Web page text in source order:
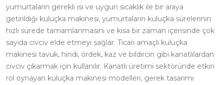
yumurtaların gerekli ısı ve uygun sıcaklık ile bir araya
getirildiği kuluçka makinesi, yumurtaların kuluçka sürelerinin
hızlı sürede tamamlanmasını ve kısa bir zaman içerisinde çok
sayıda civciv elde etmeyi sağlar. Ticari amaçlı kuluçka
makinesi tavuk, hindi, ördek, kaz ve bıldırcın gibi kanatlılardan
civciv çıkarmak için kullanılır. Kanatlı üretimi sektöründe etkin
rol oynayan kuluçka makinesi modelleri, gerek tasarımı